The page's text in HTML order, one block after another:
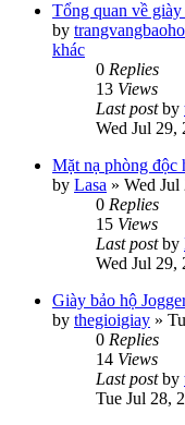
Tổng quan về
by trangvangbaoho
khác
0 Replies
13 Views
Last postby
Wed Jul 29,
Mặt nạ phòng độc
by Lasa » Wed Jul
0 Replies
15 Views
Last postby
Wed Jul 29,
Giày bảo hộ
by thegioigiay »
0 Replies
14 Views
Last postby
Tue Jul 28,